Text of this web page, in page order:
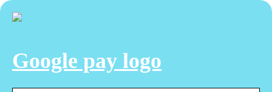
Google pay logo